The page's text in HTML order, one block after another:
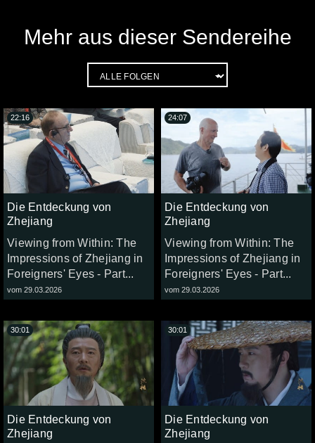
Mehr aus dieser Sendereihe
Die Entdeckung von
Zhejiang
Viewing from Within: The
Impressions of Zhejiang in
Foreigners' Eyes - Part...
vom 29.03.2026
22:16
Die Entdeckung von
Zhejiang
Viewing from Within: The
Impressions of Zhejiang in
Foreigners' Eyes - Part...
vom 29.03.2026
24:07
Die Entdeckung von
Zhejiang
30:01
Die Entdeckung von
Zhejiang
30:01